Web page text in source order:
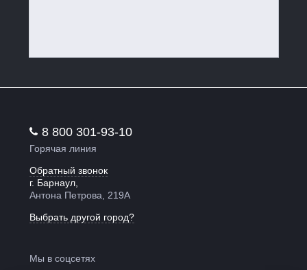
8 800 301-93-10
Горячая линия
Обратный звонок
г. Барнаул,
Антона Петрова, 219А
Выбрать другой город?
Мы в соцсетях